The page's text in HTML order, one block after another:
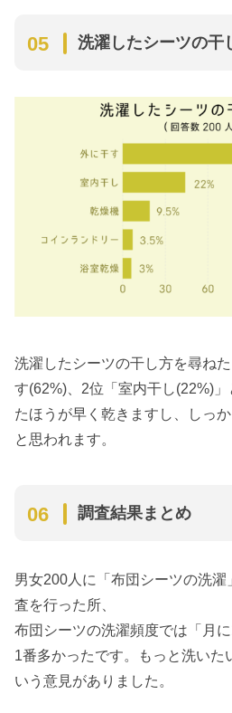
洗濯したシーツの干
洗濯したシーツの干し方を尋ね
す(62%)、2位「室内干し(22%)
たほうが早く乾きますし、しっ
と思われます。
調査結果まとめ
男女200人に「布団シーツの洗濯
査を行った所、
布団シーツの洗濯頻度では「月
1番多かったです。もっと洗いた
いう意見がありました。